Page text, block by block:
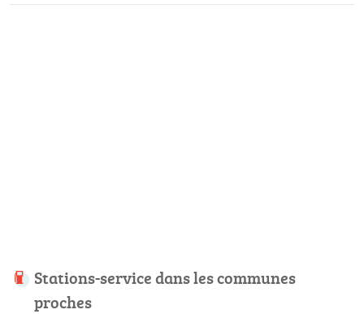
Stations-service dans les communes
proches